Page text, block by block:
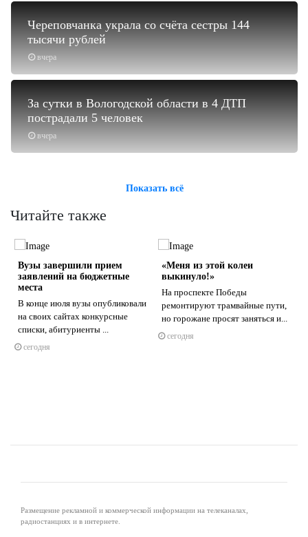
вчера
Череповчанка украла со счёта сестры 144
тысячи рублей
вчера
За сутки в Вологодской области в 4 ДТП
пострадали 5 человек
Показать всё
Читайте также
Вузы завершили прием
заявлений на бюджетные
места
В конце июля вузы опубликовали
на своих сайтах конкурсные
списки, абитуриенты ...
сегодня
«Меня из этой колеи
выкинуло!»
На проспекте Победы
ремонтируют трамвайные пути,
но горожане просят заняться и...
сегодня
Размещение рекламной и коммерческой информации на телеканалах,
радиостанциях и в интернете.